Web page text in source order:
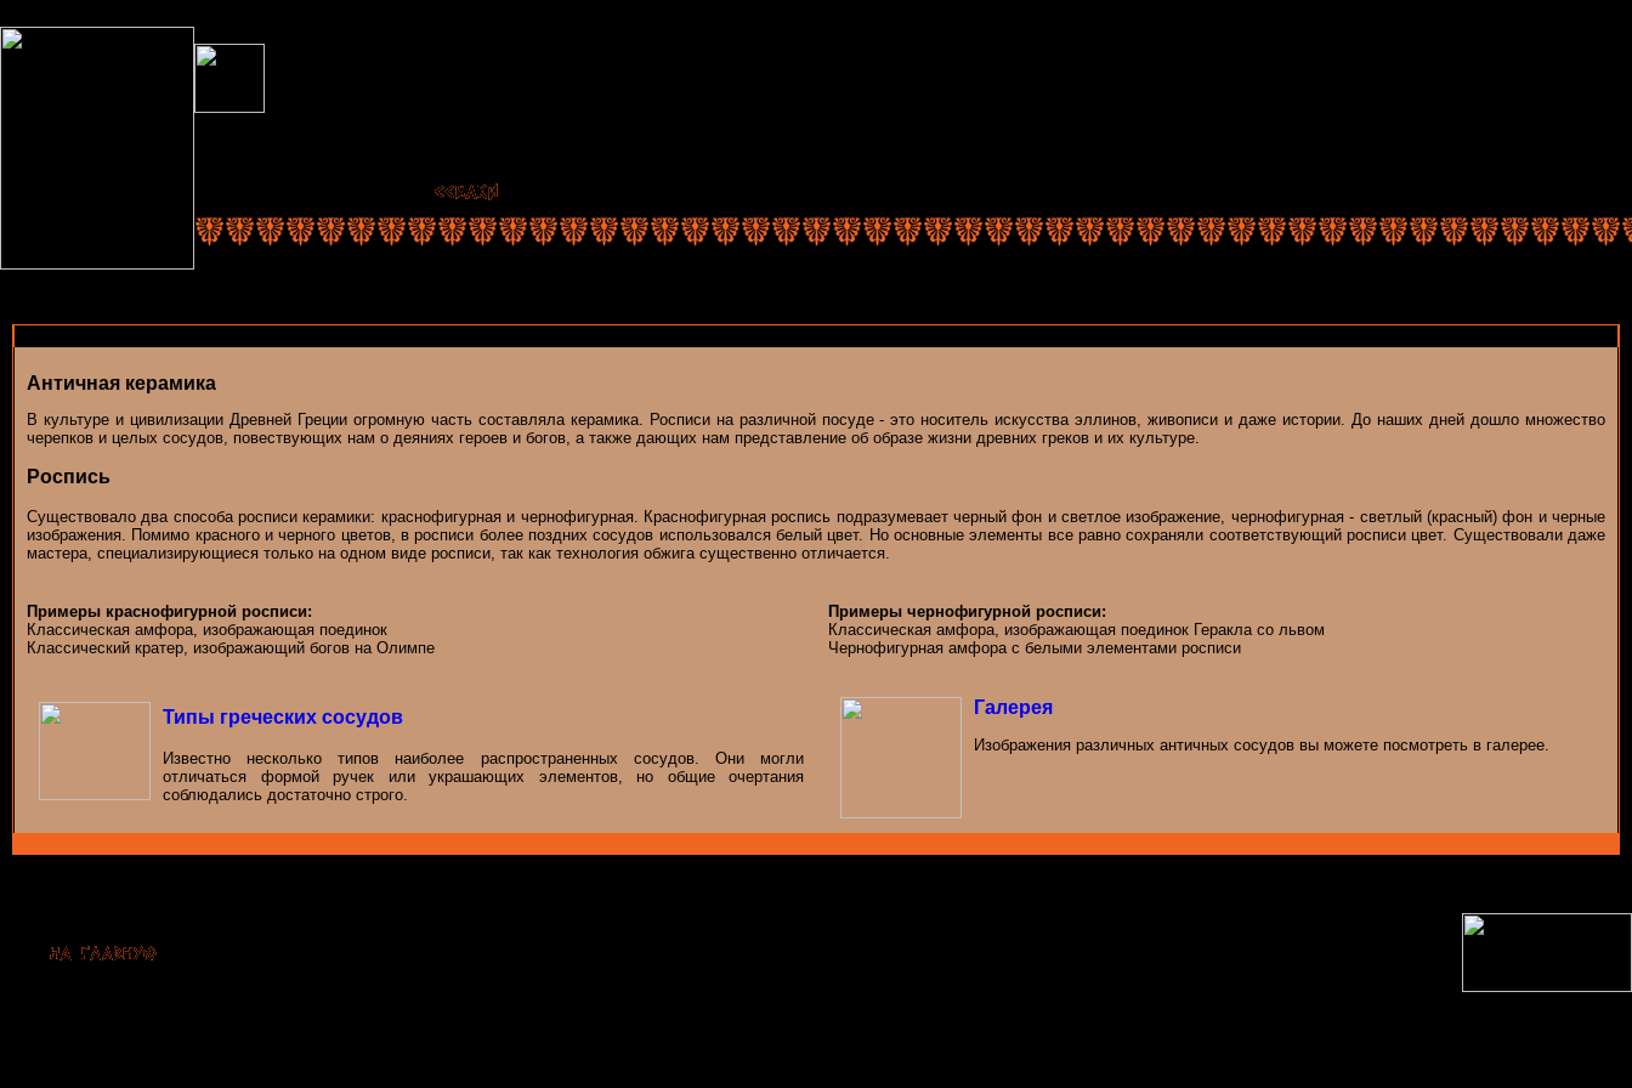
Античная керамика
В культуре и цивилизации Древней Греции огромную часть составляла керамика. Росписи на различной посуде - это носитель искусства эллинов, живописи и даже истории. До наших дней дошло множество
черепков и целых сосудов, повествующих нам о деяниях героев и богов, а также дающих нам представление об образе жизни древних греков и их культуре.
Роспись
Существовало два способа росписи керамики: краснофигурная и чернофигурная. Краснофигурная роспись подразумевает черный фон и светлое изображение, чернофигурная - светлый (красный) фон и черные
изображения. Помимо красного и черного цветов, в росписи более поздних сосудов использовался белый цвет. Но основные элементы все равно сохраняли соответствующий росписи цвет. Существовали даже
мастера, специализирующиеся только на одном виде росписи, так как технология обжига существенно отличается.
Примеры краснофигурной росписи:
Классическая амфора, изображающая поединок
Классический кратер, изображающий богов на Олимпе
Примеры чернофигурной росписи:
Классическая амфора, изображающая поединок Геракла со львом
Чернофигурная амфора с белыми элементами росписи
Типы греческих сосудов
Известно несколько типов наиболее распространенных сосудов. Они могли
отличаться формой ручек или украшающих элементов, но общие очертания
соблюдались достаточно строго.
Галерея
Изображения различных античных сосудов вы можете посмотреть в галерее.